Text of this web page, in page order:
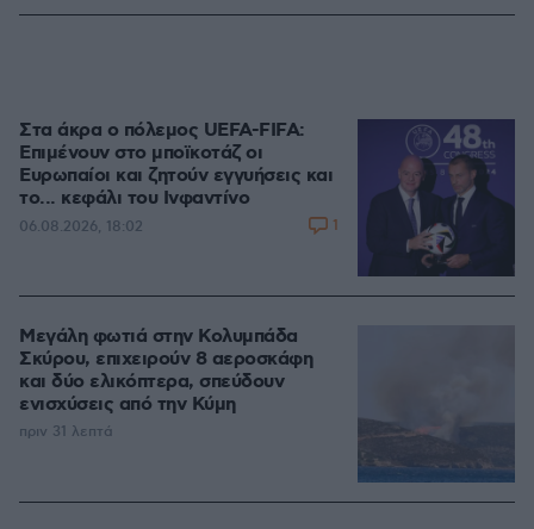
Στα άκρα ο πόλεμος UEFA-FIFA:
Επιμένουν στο μποϊκοτάζ οι
Ευρωπαίοι και ζητούν εγγυήσεις και
το... κεφάλι του Ινφαντίνο
06.08.2026, 18:02 1
Μεγάλη φωτιά στην Κολυμπάδα
Σκύρου, επιχειρούν 8 αεροσκάφη
και δύο ελικόπτερα, σπεύδουν
ενισχύσεις από την Κύμη
πριν 31 λεπτά